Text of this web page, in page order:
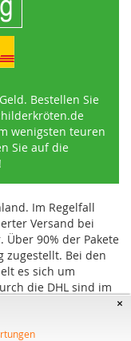
Bestellen Sie
wenigsten teuren
Sie auf die
Im Regelfall
Versand bei
. Über 90% der Pakete
zugestellt. Bei den
es sich um
die DHL sind im
nicht beeinflusst
×